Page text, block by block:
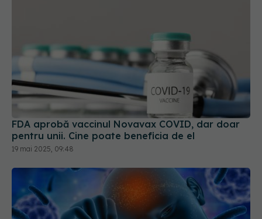
FDA aprobă vaccinul Novavax COVID, dar doar
pentru unii. Cine poate beneficia de el
19 mai 2025, 09:48